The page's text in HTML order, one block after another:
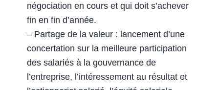
négociation en cours et qui doit s’achever
fin en fin d’année.
– Partage de la valeur : lancement d’une
concertation sur la meilleure participation
des salariés à la gouvernance de
l’entreprise, l’intéressement au résultat et